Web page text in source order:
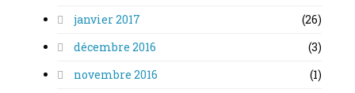
janvier 2017
(26)
décembre 2016
(3)
novembre 2016
(1)